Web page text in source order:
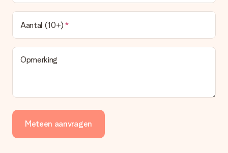
klantenservice, zij helpen je graag bij het vinden van een
passende oplossing.
Wordt de factuur met de bestelling meegestuurd?
Er wordt geen factuur meegestuurd bij je bestelling. Je
ontvangt deze bij de bevestiging van de verzending en je kunt
Aantal (10+)
Opmerking
Meteen aanvragen